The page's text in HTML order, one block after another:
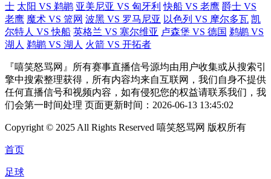
士 太阳 VS 鹈鹕 亚美尼亚 VS 匈牙利 快船 VS 老鹰 爵士 VS
老鹰 魔术 VS 篮网 波黑 VS 罗马尼亚 以色列 VS 摩尔多瓦 凯
尔特人 VS 快船 英格兰 VS 塞尔维亚 卢森堡 VS 德国 鹈鹕 VS
湖人 鹈鹕 VS 湖人 火箭 VS 开拓者
『嘻笑怒骂网』所有赛事直播信号源均由用户收集或从搜索引
擎中搜索整理获得，所有内容均来自互联网，我们自身不提供
任何直播信号和视频内容，如有侵犯您的权益请联系我们，我
们会第一时间处理 页面更新时间：2026-06-13 13:45:02
Copyright © 2025 All Rights Reserved 嘻笑怒骂网 版权所有
首页
足球